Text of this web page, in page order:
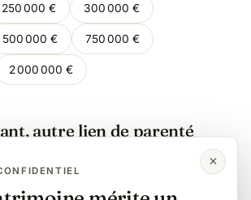
250 000 € 300 000 €
500 000 € 750 000 €
2 000 000 €
autre lien de parenté
enfant Frère / sœur